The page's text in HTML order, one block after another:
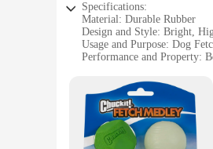
Specifications:
Material: Durable Rubber
Design and Style: Bright,
Usage and Purpose: Dog
Performance and Property:
Quantity: Available in Sets
Features:
**Enhanced Playtime for
The Chuckit Fetch Ball is a
play. Its bright, high-